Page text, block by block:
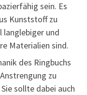
sein. Es
Kunststoff zu
langlebiger und
Materialien sind.
des Ringbuchs
zu
sollte dabei auch